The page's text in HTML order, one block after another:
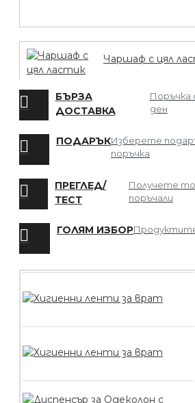
Чаршаф с цял
Четка за
БЪРЗА
ДОСТАВКА
Поръчка
ден
ПОДАРЪКИзберете
поръчка
ПРЕГЛЕД/
ТЕСТ
Получете
поръчали
ГОЛЯМ ИЗБОРПродуктите